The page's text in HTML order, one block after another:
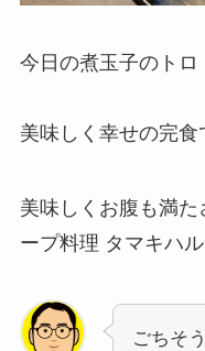
今日の煮玉子のトロ
美味しく幸せの完食
美味しくお腹も満
ープ料理 タマキハ
ごちそ